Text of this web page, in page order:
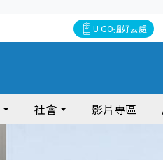
U GO搵好去處
社會 影片專區